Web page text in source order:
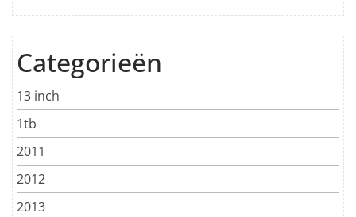
Categorieën
13 inch
1tb
2011
2012
2013